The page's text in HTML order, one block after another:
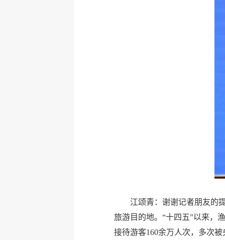
江颂青：谢谢记者朋友的
旅游目的地。“十四五”以来，
接待游客160余万人次，多次